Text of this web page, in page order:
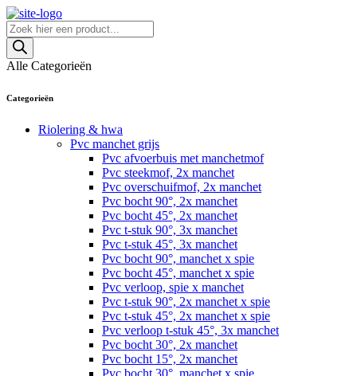
Skip
to
content
Producten
zoeken
Alle Categorieën
Categorieën
Riolering & hwa
Pvc manchet grijs
Pvc afvoerbuis met manchetmof
Pvc steekmof, 2x manchet
Pvc overschuifmof, 2x manchet
Pvc bocht 90°, 2x manchet
Pvc bocht 45°, 2x manchet
Pvc t-stuk 90°, 3x manchet
Pvc t-stuk 45°, 3x manchet
Pvc bocht 90°, manchet x spie
Pvc bocht 45°, manchet x spie
Pvc verloop, spie x manchet
Pvc t-stuk 90°, 2x manchet x spie
Pvc t-stuk 45°, 2x manchet x spie
Pvc verloop t-stuk 45°, 3x manchet
Pvc bocht 30°, 2x manchet
Pvc bocht 15°, 2x manchet
Pvc bocht 30°, manchet x spie